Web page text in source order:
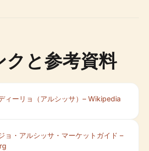
クと参考資料
ィーリョ（アルシッサ）– Wikipedia
ョ・アルシッサ・マーケットガイド –